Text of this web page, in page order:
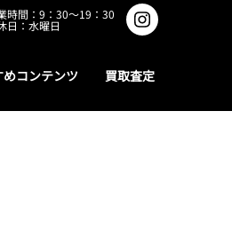
時間：9：30～19：30
日：水曜日
めコンテンツ 買取査定